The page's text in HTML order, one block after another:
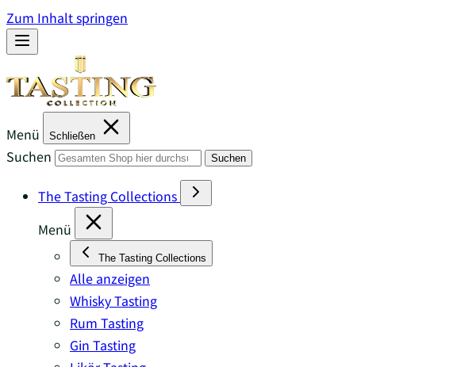
Zum Inhalt springen
Menü Schließen
Suchen Suchen
The Tasting Collections
Menü
The Tasting Collections
Alle anzeigen
Whisky Tasting
Rum Tasting
Gin Tasting